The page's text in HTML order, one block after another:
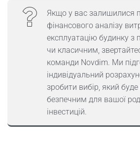
Якщо у вас залишилися
фінансового аналізу
експлуатацію будинку з
чи класичним,
команди Novdim. Ми
індивідуальний
зробити вибір, який буде
безпечним для вашої
інвестицій.